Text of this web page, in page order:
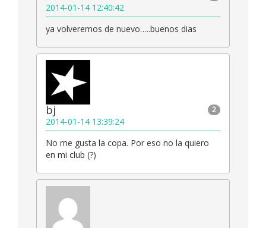
2014-01-14 12:40:42
ya volveremos de nuevo…..buenos dias
2
bj
2014-01-14 13:39:24
No me gusta la copa. Por eso no la quiero
en mi club (?)